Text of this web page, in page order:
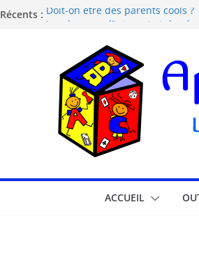
Récents : Doit-on être des parents cools ?
La pédagogie Montessori est-
Comprendre la courbe de l’oubli
ACCUEIL